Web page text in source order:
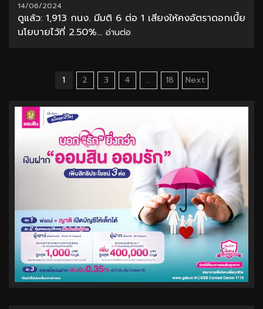
14/06/2024
ดูแล้ว: 1,913 กนง. มีมติ 6 ต่อ 1 เสียงให้คงอัตราดอกเบี้ย
นโยบายไว้ที่ 2.50%... อ่านต่อ
Posts
pagination
1 2 3 4 … 18 Next